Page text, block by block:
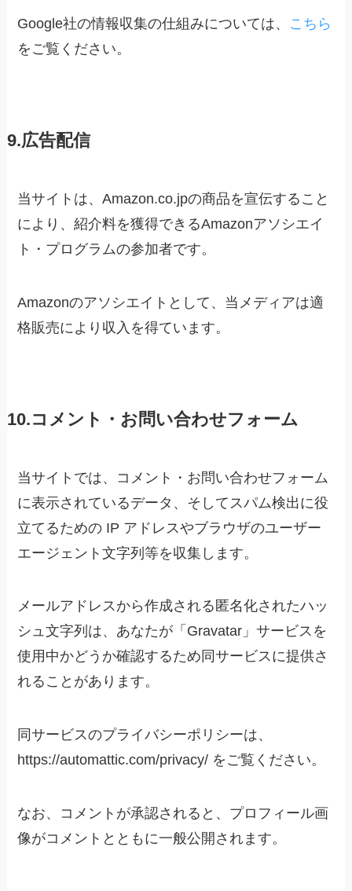
Google社の情報収集の仕組みについては、 こちら
をご覧ください。
9.広告配信
当サイトは、Amazon.co.jpの商品を宣伝すること
により、紹介料を獲得できるAmazonアソシエイ
ト・プログラムの参加者です。
Amazonのアソシエイトとして、当メディアは適
格販売により収入を得ています。
10.コメント・お問い合わせフォーム
当サイトでは、コメント・お問い合わせフォーム
に表示されているデータ、そしてスパム検出に役
立てるための IP アドレスやブラウザのユーザー
エージェント文字列等を収集します。
メールアドレスから作成される匿名化されたハッ
シュ文字列は、あなたが「Gravatar」サービスを
使用中かどうか確認するため同サービスに提供さ
れることがあります。
同サービスのプライバシーポリシーは、
https://automattic.com/privacy/ をご覧ください。
なお、コメントが承認されると、プロフィール画
像がコメントとともに一般公開されます。